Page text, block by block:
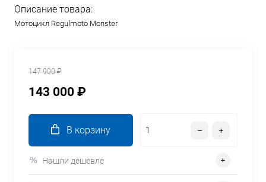
Описание товара:
Мотоцикл Regulmoto Monster
147 900 ₽
143 000 ₽
В корзину
Нашли дешевле